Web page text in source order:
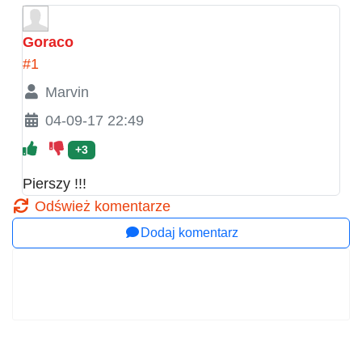
Goraco
#1
Marvin
04-09-17 22:49
+3
Pierszy !!!
Odśwież komentarze
Dodaj komentarz